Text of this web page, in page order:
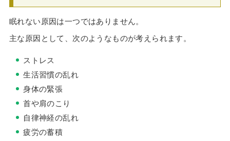
眠れない原因は一つではありません。
主な原因として、次のようなものが考えられます。
ストレス
生活習慣の乱れ
身体の緊張
首や肩のこり
自律神経の乱れ
疲労の蓄積